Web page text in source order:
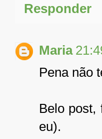
Responder
Maria
Pena não
Belo post,
eu).